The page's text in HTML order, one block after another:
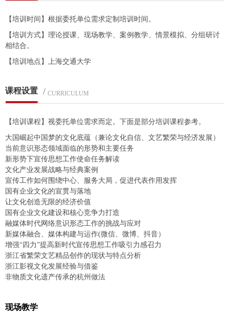
【培训时间】根据委托单位需求定制培训时间。
【培训方式】理论授课、现场教学、案例教学、情景模拟、分组研讨
相结合。
【培训地点】上海交通大学
课程设置 / CURRICULUM
【培训课程】视委托单位需求而定。下面是部分培训课程参考。
大国崛起中国梦的文化底蕴（兼论文化自信、文艺繁荣与经济发展）
当前意识形态领域面临的形势和主要任务
新形势下宣传思想工作使命任务解读
文化产业发展战略与经典案例
宣传工作如何围绕中心、服务大局，促进代表作用发挥
国有企业文化的宣贯与落地
让文化创造无限的经济价值
国有企业文化建设和核心竞争力打造
融媒体时代网络意识形态工作的挑战与应对
新媒体融合、媒体构建与运作(微信、微博、抖音）
增强“四力”提高新时代宣传思想工作吸引力感召力
浙江省繁荣文艺精品创作的现状与特点分析
浙江影视文化发展经验与借鉴
非物质文化遗产传承的杭州做法
现场教学